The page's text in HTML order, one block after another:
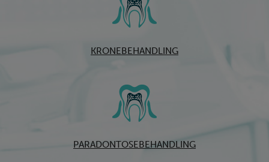
KRONEBEHANDLING
PARADONTOSEBEHANDLING